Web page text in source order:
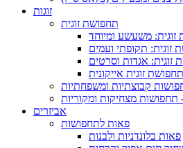
זוגות
תחפושת זוגית
זוגית: משעשע ומיוחד
זוגית: תקופתי ועמים
זוגית: אגדות וסרטים
זוגית אייקונית
קבוצתיות ומשפחתיות
תחפושות מצחיקות ומקוריות
אביזרים
פאות לתחפושות
פאות בלונדניות ולבנות